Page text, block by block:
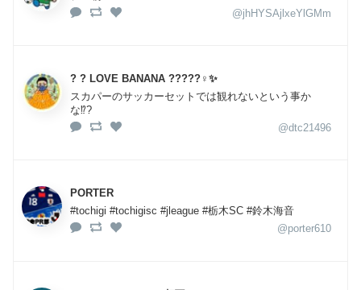
@jhHYSAjlxeYlGMm
? ? LOVE BANANA ?????‍♀️✨
スカパーのサッカーセットでは観れないという事か
な⁉️?
@dtc21496
PORTER
#tochigi #tochigisc #jleague #栃木SC #鈴木海音
@porter610